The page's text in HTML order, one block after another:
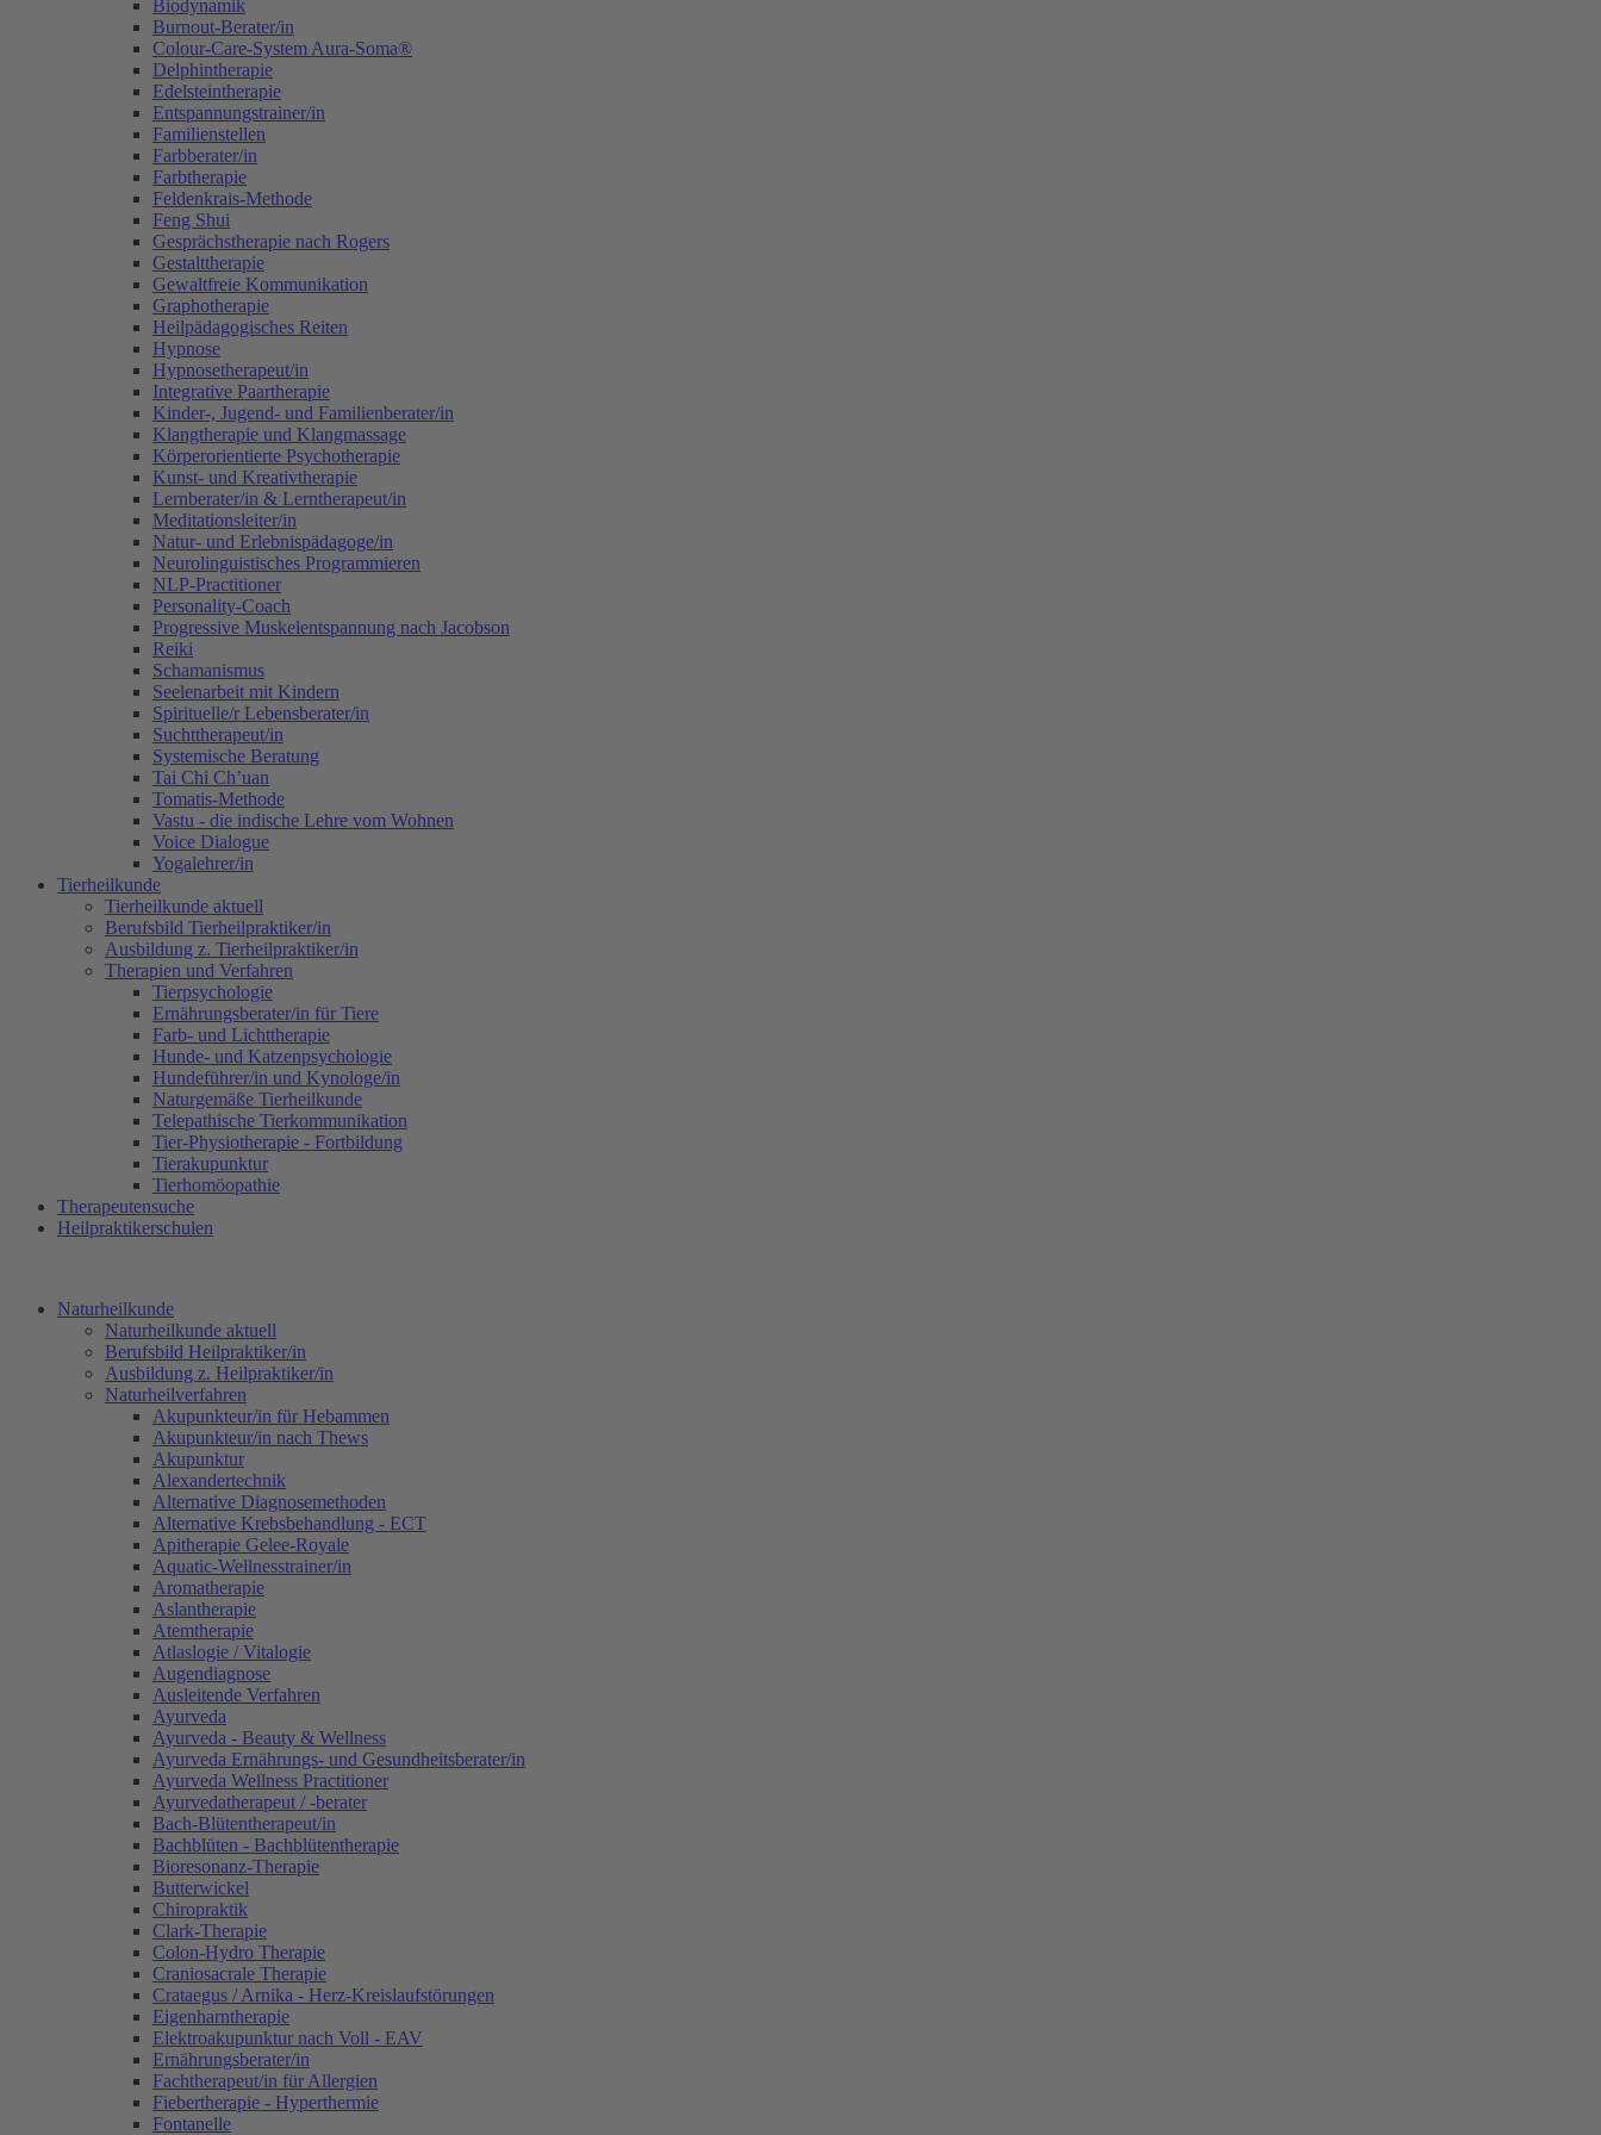
Biodynamik
Burnout-Berater/in
Colour-Care-System Aura-Soma®
Delphintherapie
Edelsteintherapie
Entspannungstrainer/in
Familienstellen
Farbberater/in
Farbtherapie
Feldenkrais-Methode
Feng Shui
Gesprächstherapie nach Rogers
Gestalttherapie
Gewaltfreie Kommunikation
Graphotherapie
Heilpädagogisches Reiten
Hypnose
Hypnosetherapeut/in
Integrative Paartherapie
Kinder-, Jugend- und Familienberater/in
Klangtherapie und Klangmassage
Körperorientierte Psychotherapie
Kunst- und Kreativtherapie
Lernberater/in & Lerntherapeut/in
Meditationsleiter/in
Natur- und Erlebnispädagoge/in
Neurolinguistisches Programmieren
NLP-Practitioner
Personality-Coach
Progressive Muskelentspannung nach Jacobson
Reiki
Schamanismus
Seelenarbeit mit Kindern
Spirituelle/r Lebensberater/in
Suchttherapeut/in
Systemische Beratung
Tai Chi Ch’uan
Tomatis-Methode
Vastu - die indische Lehre vom Wohnen
Voice Dialogue
Yogalehrer/in
Tierheilkunde
Tierheilkunde aktuell
Berufsbild Tierheilpraktiker/in
Ausbildung z. Tierheilpraktiker/in
Therapien und Verfahren
Tierpsychologie
Ernährungsberater/in für Tiere
Farb- und Lichttherapie
Hunde- und Katzenpsychologie
Hundeführer/in und Kynologe/in
Naturgemäße Tierheilkunde
Telepathische Tierkommunikation
Tier-Physiotherapie - Fortbildung
Tierakupunktur
Tierhomöopathie
Therapeutensuche
Heilpraktikerschulen
Naturheilkunde
Naturheilkunde aktuell
Berufsbild Heilpraktiker/in
Ausbildung z. Heilpraktiker/in
Naturheilverfahren
Akupunkteur/in für Hebammen
Akupunkteur/in nach Thews
Akupunktur
Alexandertechnik
Alternative Diagnosemethoden
Alternative Krebsbehandlung - ECT
Apitherapie Gelee-Royale
Aquatic-Wellnesstrainer/in
Aromatherapie
Aslantherapie
Atemtherapie
Atlaslogie / Vitalogie
Augendiagnose
Ausleitende Verfahren
Ayurveda
Ayurveda - Beauty & Wellness
Ayurveda Ernährungs- und Gesundheitsberater/in
Ayurveda Wellness Practitioner
Ayurvedatherapeut / -berater
Bach-Blütentherapeut/in
Bachblüten - Bachblütentherapie
Bioresonanz-Therapie
Butterwickel
Chiropraktik
Clark-Therapie
Colon-Hydro Therapie
Craniosacrale Therapie
Crataegus / Arnika - Herz-Kreislaufstörungen
Eigenharntherapie
Elektroakupunktur nach Voll - EAV
Ernährungsberater/in
Fachtherapeut/in für Allergien
Fiebertherapie - Hyperthermie
Fontanelle